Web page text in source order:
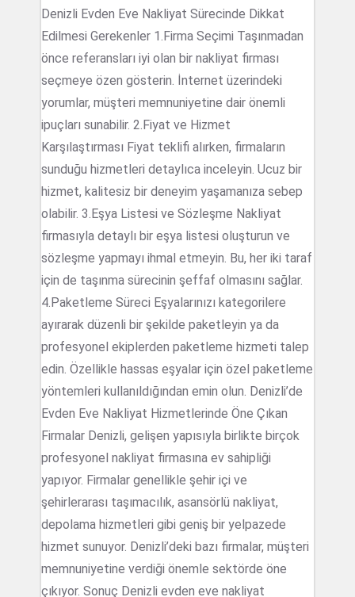
Denizli Evden Eve Nakliyat Sürecinde Dikkat
Edilmesi Gerekenler 1.Firma Seçimi Taşınmadan
önce referansları iyi olan bir nakliyat firması
seçmeye özen gösterin. İnternet üzerindeki
yorumlar, müşteri memnuniyetine dair önemli
ipuçları sunabilir. 2.Fiyat ve Hizmet
Karşılaştırması Fiyat teklifi alırken, firmaların
sunduğu hizmetleri detaylıca inceleyin. Ucuz bir
hizmet, kalitesiz bir deneyim yaşamanıza sebep
olabilir. 3.Eşya Listesi ve Sözleşme Nakliyat
firmasıyla detaylı bir eşya listesi oluşturun ve
sözleşme yapmayı ihmal etmeyin. Bu, her iki taraf
için de taşınma sürecinin şeffaf olmasını sağlar.
4.Paketleme Süreci Eşyalarınızı kategorilere
ayırarak düzenli bir şekilde paketleyin ya da
profesyonel ekiplerden paketleme hizmeti talep
edin. Özellikle hassas eşyalar için özel paketleme
yöntemleri kullanıldığından emin olun. Denizli’de
Evden Eve Nakliyat Hizmetlerinde Öne Çıkan
Firmalar Denizli, gelişen yapısıyla birlikte birçok
profesyonel nakliyat firmasına ev sahipliği
yapıyor. Firmalar genellikle şehir içi ve
şehirlerarası taşımacılık, asansörlü nakliyat,
depolama hizmetleri gibi geniş bir yelpazede
hizmet sunuyor. Denizli’deki bazı firmalar, müşteri
memnuniyetine verdiği önemle sektörde öne
çıkıyor. Sonuç Denizli evden eve nakliyat